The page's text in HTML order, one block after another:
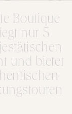
Boutique
nur 5
und bietet